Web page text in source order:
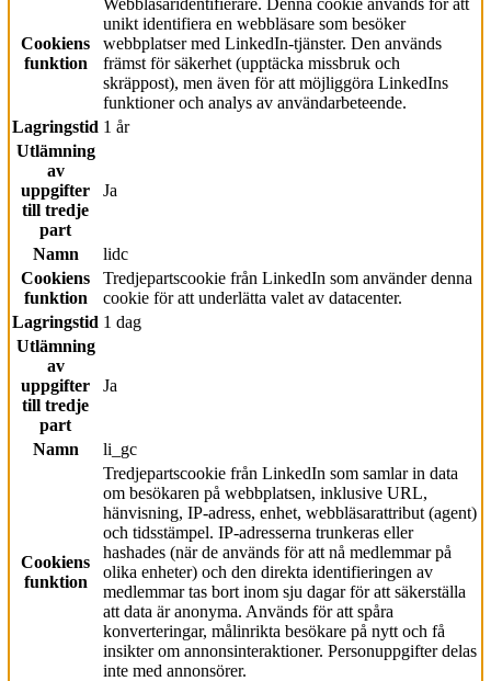
Cookiens
funktion
Webbläsaridentifierare. Denna cookie används för att
unikt identifiera en webbläsare som besöker
webbplatser med LinkedIn-tjänster. Den används
främst för säkerhet (upptäcka missbruk och
skräppost), men även för att möjliggöra LinkedIns
funktioner och analys av användarbeteende.
Lagringstid 1 år
Utlämning
av
uppgifter
till tredje
part
Ja
Namn
lidc
Cookiens
funktion
Tredjepartscookie från LinkedIn som använder denna
cookie för att underlätta valet av datacenter.
Lagringstid 1 dag
Utlämning
av
uppgifter
till tredje
part
Ja
Namn li_gc
Cookiens
funktion
Tredjepartscookie från LinkedIn som samlar in data
om besökaren på webbplatsen, inklusive URL,
hänvisning, IP-adress, enhet, webbläsarattribut (agent)
och tidsstämpel. IP-adresserna trunkeras eller
hashades (när de används för att nå medlemmar på
olika enheter) och den direkta identifieringen av
medlemmar tas bort inom sju dagar för att säkerställa
att data är anonyma. Används för att spåra
konverteringar, målinrikta besökare på nytt och få
insikter om annonsinteraktioner. Personuppgifter delas
inte med annonsörer.